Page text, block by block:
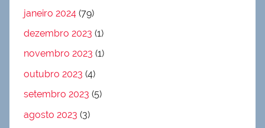
janeiro 2024 (79)
dezembro 2023 (1)
novembro 2023 (1)
outubro 2023 (4)
setembro 2023 (5)
agosto 2023 (3)